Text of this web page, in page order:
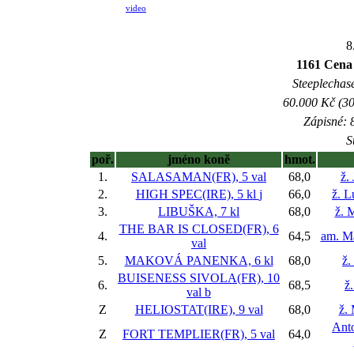
video
1161
60.000 Kč
Zápisné:
poř.
jméno koně
hmot.
1.
SALASAMAN(FR), 5 val 68,0
ž.
2.
HIGH SPEC(IRE), 5 kl j 66,0
ž.
3.
LIBUŠKA, 7 kl 68,0
ž.
4.
THE BAR IS CLOSED(FR), 6
val
64,5
am.
5.
MAKOVÁ PANENKA, 6 kl 68,0
ž.
6.
BUISENESS SIVOLA(FR), 10
val b
68,5
Z
HELIOSTAT(IRE), 9 val 68,0
ž.
Z
FORT TEMPLIER(FR), 5 val 64,0